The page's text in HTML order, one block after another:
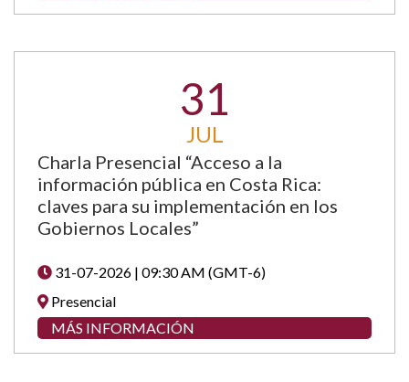
31
JUL
Charla Presencial “Acceso a la
información pública en Costa Rica:
claves para su implementación en los
Gobiernos Locales”
31-07-2026 | 09:30 AM (GMT-6)
Presencial
MÁS INFORMACIÓN